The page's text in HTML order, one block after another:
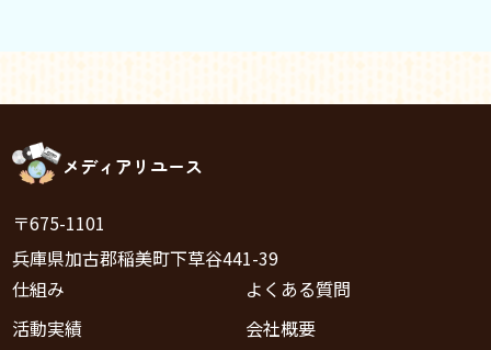
メディアリユース
〒675-1101
兵庫県加古郡稲美町下草谷441-39
仕組み
活動実績
よくある質問
会社概要